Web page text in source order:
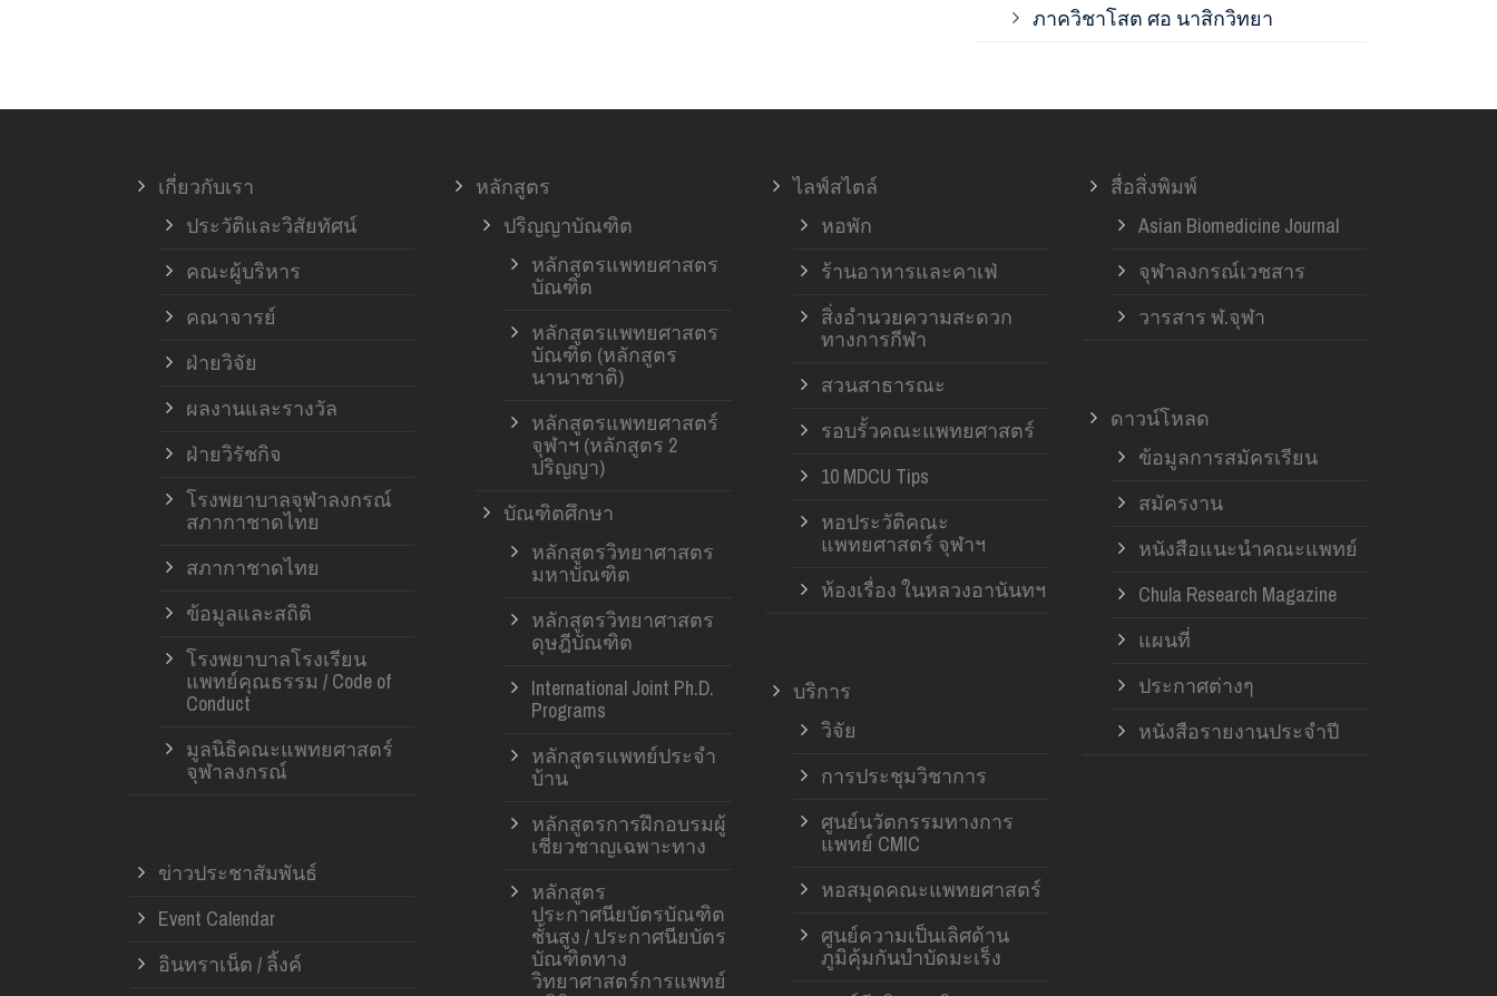
ภาควิชาโสต ศอ นาสิกวิทยา
เกี่ยวกับเรา
ประวัติและวิสัยทัศน์
คณะผู้บริหาร
คณาจารย์
ฝ่ายวิจัย
ผลงานและรางวัล
ฝ่ายวิรัชกิจ
โรงพยาบาลจุฬาลงกรณ์
สภากาชาดไทย
สภากาชาดไทย
ข้อมูลและสถิติ
โรงพยาบาลโรงเรียน
แพทย์คุณธรรม / Code of
Conduct
มูลนิธิคณะแพทยศาสตร์
จุฬาลงกรณ์
ข่าวประชาสัมพันธ์
Event Calendar
อินทราเน็ต / ลิ้งค์
หลักสูตร
ปริญญาบัณฑิต
หลักสูตรแพทยศาสตร
บัณฑิต
หลักสูตรแพทยศาสตร
บัณฑิต (หลักสูตร
นานาชาติ)
หลักสูตรแพทยศาสตร์
จุฬาฯ (หลักสูตร 2
ปริญญา)
บัณฑิตศึกษา
หลักสูตรวิทยาศาสตร
มหาบัณฑิต
หลักสูตรวิทยาศาสตร
ดุษฎีบัณฑิต
International Joint Ph.D.
Programs
หลักสูตรแพทย์ประจำ
บ้าน
หลักสูตรการฝึกอบรมผู้
เชี่ยวชาญเฉพาะทาง
หลักสูตร
ประกาศนียบัตรบัณฑิต
ชั้นสูง / ประกาศนียบัตร
บัณฑิตทาง
วิทยาศาสตร์การแพทย์
ไลฟ์สไตล์
หอพัก
ร้านอาหารและคาเฟ่
สิ่งอำนวยความสะดวก
ทางการกีฬา
สวนสาธารณะ
รอบรั้วคณะแพทยศาสตร์
10 MDCU Tips
หอประวัติคณะ
แพทยศาสตร์ จุฬาฯ
ห้องเรื่อง ในหลวงอานันทฯ
บริการ
วิจัย
การประชุมวิชาการ
ศูนย์นวัตกรรมทางการ
แพทย์ CMIC
หอสมุดคณะแพทยศาสตร์
ศูนย์ความเป็นเลิศด้าน
ภูมิคุ้มกันบำบัดมะเร็ง
สื่อสิ่งพิมพ์
Asian Biomedicine Journal
จุฬาลงกรณ์เวชสาร
วารสาร ฬ.จุฬา
ดาวน์โหลด
ข้อมูลการสมัครเรียน
สมัครงาน
หนังสือแนะนำคณะแพทย์
Chula Research Magazine
แผนที่
ประกาศต่างๆ
หนังสือรายงานประจำปี